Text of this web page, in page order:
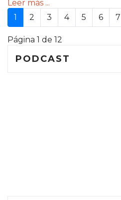
Leer más ...
1
2 3 4 5 6 7
Página 1 de 12
PODCAST